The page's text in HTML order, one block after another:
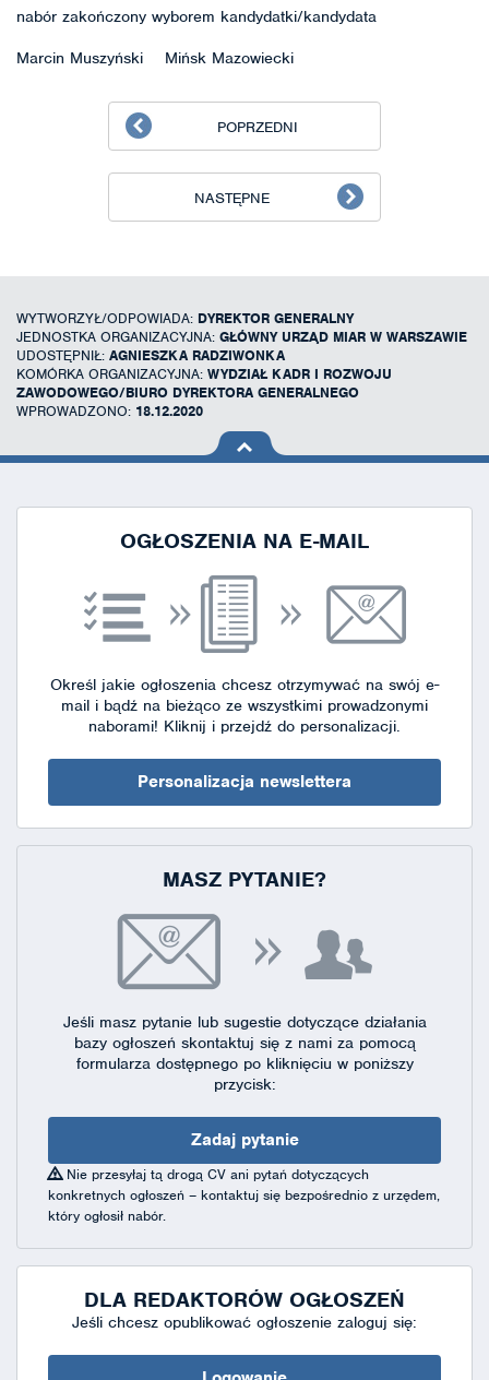
nabór zakończony wyborem kandydatki/kandydata
Marcin Muszyński Mińsk Mazowiecki
POPRZEDNI
NASTĘPNE
WYTWORZYŁ/ODPOWIADA: DYREKTOR GENERALNY
JEDNOSTKA ORGANIZACYJNA: GŁÓWNY URZĄD MIAR W WARSZAWIE
UDOSTĘPNIŁ: AGNIESZKA RADZIWONKA
KOMÓRKA ORGANIZACYJNA: WYDZIAŁ KADR I ROZWOJU
ZAWODOWEGO/BIURO DYREKTORA GENERALNEGO
WPROWADZONO: 18.12.2020
na górę
OGŁOSZENIA NA E-MAIL
Określ jakie ogłoszenia chcesz otrzymywać na swój e-
mail i bądź na bieżąco ze wszystkimi prowadzonymi
naborami! Kliknij i przejdź do personalizacji.
Personalizacja newslettera
MASZ PYTANIE?
Jeśli masz pytanie lub sugestie dotyczące działania
bazy ogłoszeń skontaktuj się z nami za pomocą
formularza dostępnegopo kliknięciu w poniższy
przycisk:
Zadaj pytanie
Nie przesyłaj tą drogą CV ani pytań dotyczących
konkretnych ogłoszeń – kontaktuj się bezpośrednio z urzędem,
który ogłosił nabór.
DLA REDAKTORÓW OGŁOSZEŃ
Jeśli chcesz opublikować ogłoszenie zaloguj się: